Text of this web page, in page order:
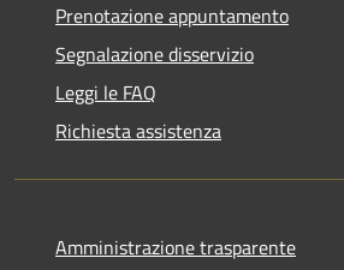
Prenotazione appuntamento
Segnalazione disservizio
Leggi le FAQ
Richiesta assistenza
Amministrazione trasparente